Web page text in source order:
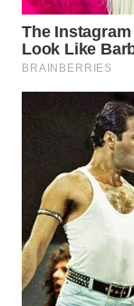
WN
KARO
WN
SIMALUNGUN
WN
LABUHANBATU
WN
TAPANULI
TENGAH
WN DELI